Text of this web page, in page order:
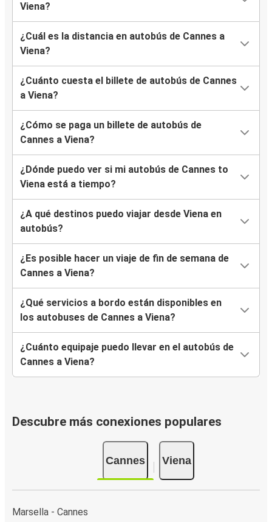
Viena?
¿Cuál es la distancia en autobús de Cannes a
Viena?
¿Cuánto cuesta el billete de autobús de Cannes
a Viena?
¿Cómo se paga un billete de autobús de
Cannes a Viena?
¿Dónde puedo ver si mi autobús de Cannes to
Viena está a tiempo?
¿A qué destinos puedo viajar desde Viena en
autobús?
¿Es posible hacer un viaje de fin de semana de
Cannes a Viena?
¿Qué servicios a bordo están disponibles en
los autobuses de Cannes a Viena?
¿Cuánto equipaje puedo llevar en el autobús de
Cannes a Viena?
Descubre más conexiones populares
Cannes Viena
Marsella - Cannes